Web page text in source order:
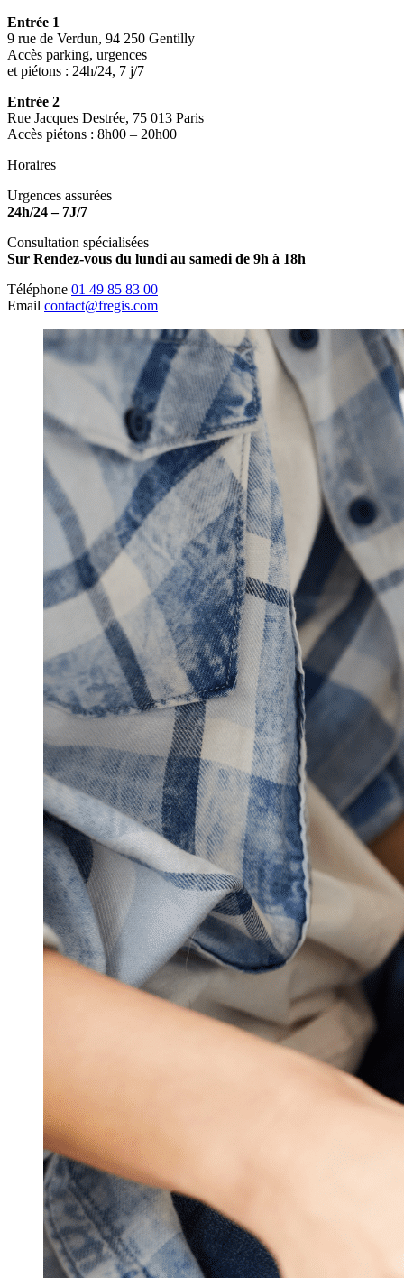
Entrée 1
9 rue de Verdun, 94 250 Gentilly
Accès parking, urgences
et piétons : 24h/24, 7 j/7
Entrée 2
Rue Jacques Destrée, 75 013 Paris
Accès piétons : 8h00 – 20h00
Horaires
Urgences assurées
24h/24 – 7J/7
Consultation spécialisées
Sur Rendez-vous du lundi au samedi de 9h à 18h
Téléphone 01 49 85 83 00
Email contact@fregis.com